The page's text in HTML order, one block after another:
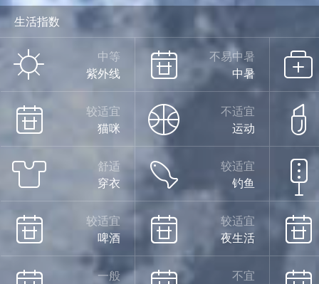
生活指数
中等
紫外线
不易中暑
中暑
较适宜
猫咪
不适宜
运动
舒适
穿衣
较适宜
钓鱼
较适宜
啤酒
较适宜
夜生活
一般
不宜